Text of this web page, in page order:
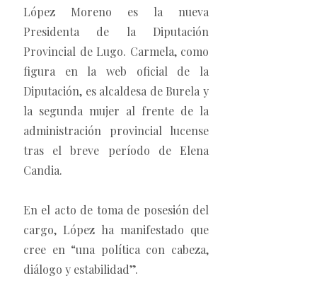
López Moreno es la nueva
Presidenta de la Diputación
Provincial de Lugo. Carmela, como
figura en la web oficial de la
Diputación, es alcaldesa de Burela y
la segunda mujer al frente de la
administración provincial lucense
tras el breve período de Elena
Candia.
En el acto de toma de posesión del
cargo, López ha manifestado que
cree en “una política con cabeza,
diálogo y estabilidad”.